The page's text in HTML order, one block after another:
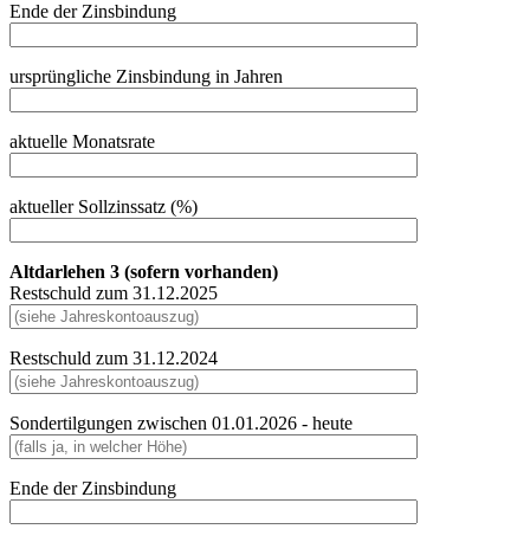
Ende der Zinsbindung
ursprüngliche Zinsbindung in Jahren
aktuelle Monatsrate
aktueller Sollzinssatz (%)
Altdarlehen 3 (sofern vorhanden)
Restschuld zum 31.12.2025
Restschuld zum 31.12.2024
Sondertilgungen zwischen 01.01.2026 - heute
Ende der Zinsbindung